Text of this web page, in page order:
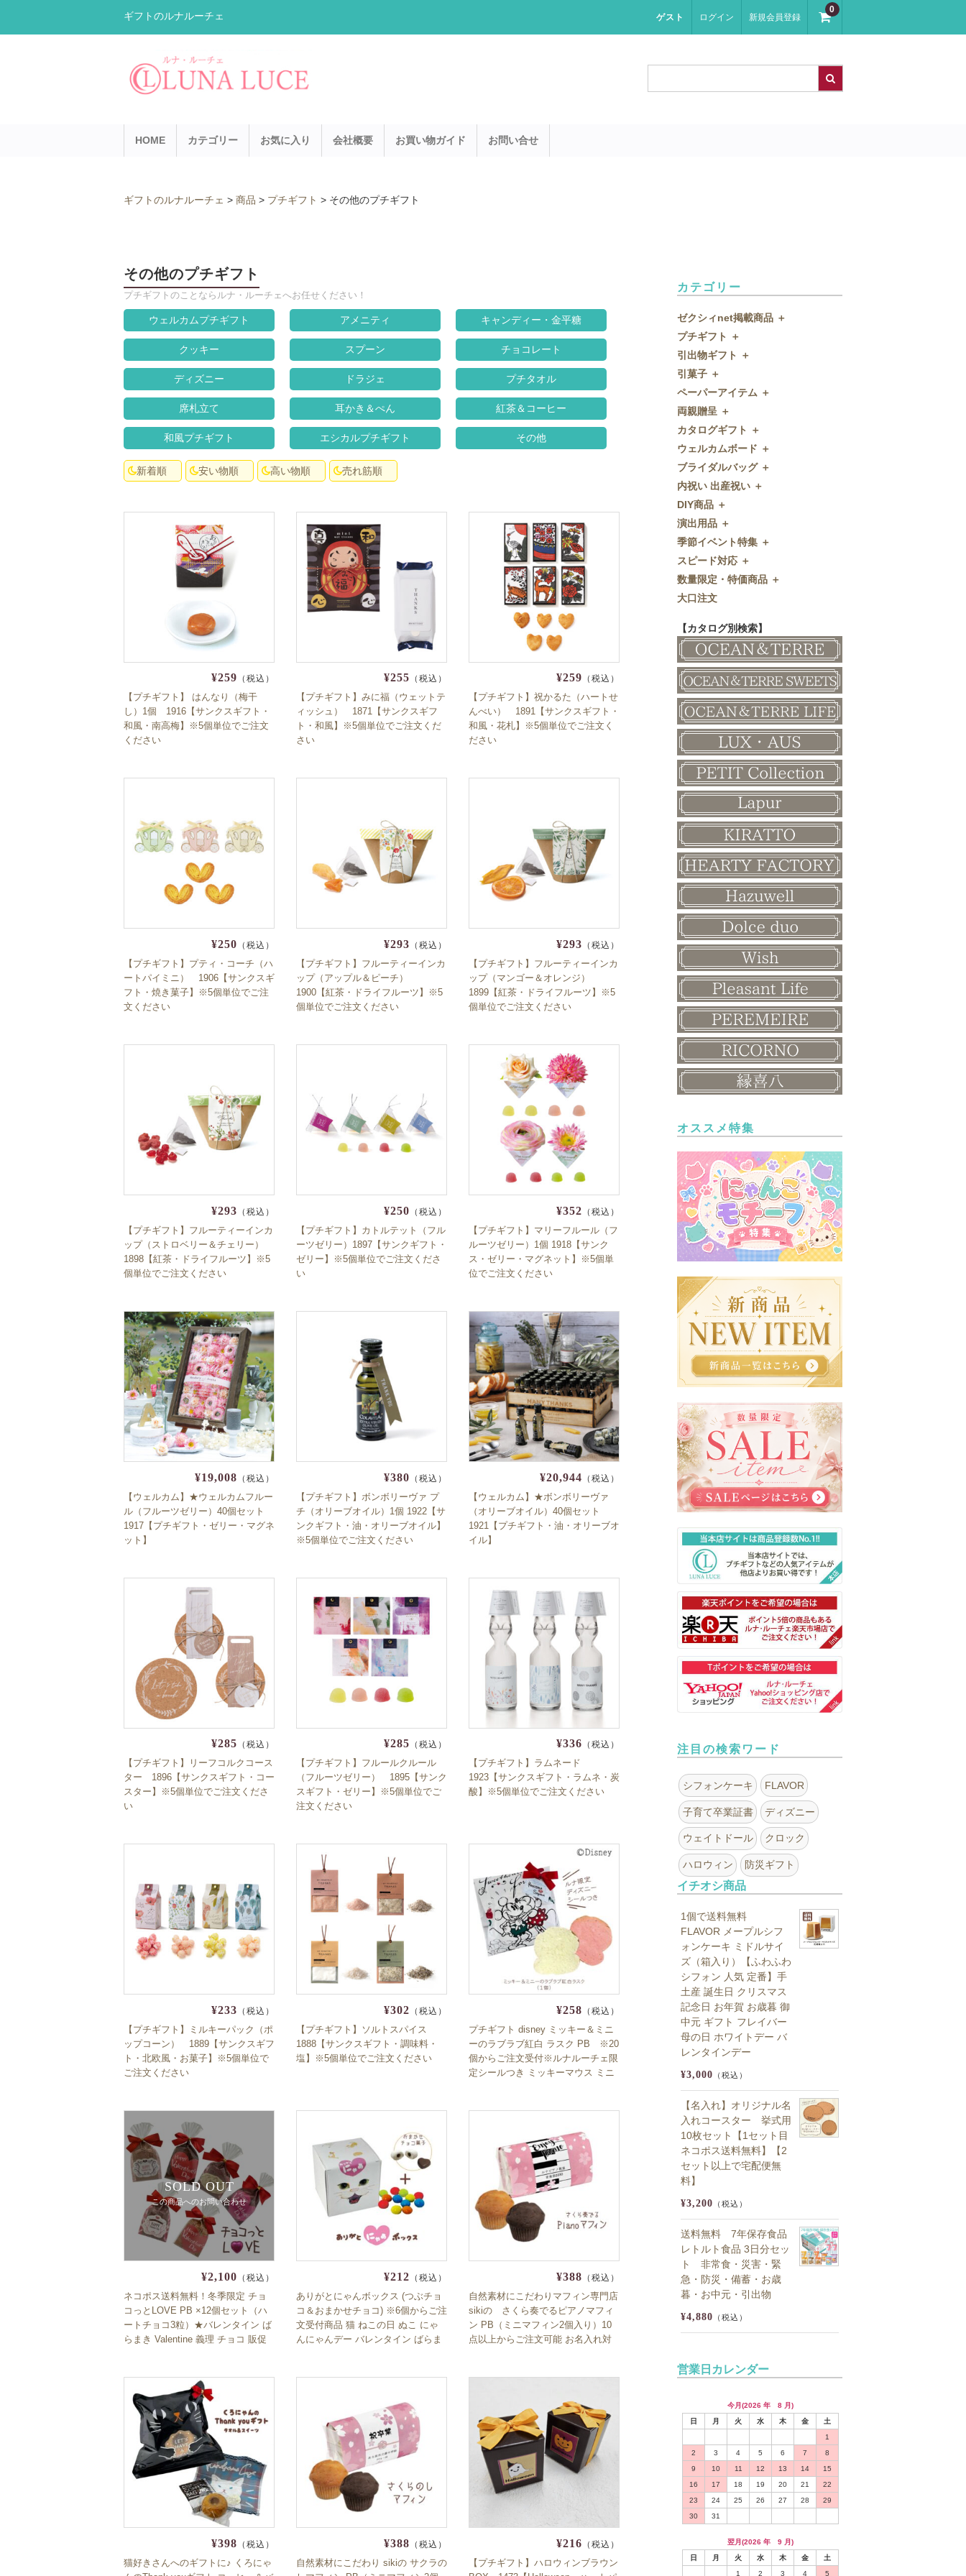
ギフトのルナルーチェ ゲスト ログイン 新規会員登録
0
HOME カテゴリー お気に入り 会社概要 お買い物ガイド お問い合せ
ギフトのルナルーチェ > 商品 > プチギフト > その他のプチギフト
その他のプチギフト
プチギフトのことならルナ・ルーチェへお任せください！
ウェルカムプチギフト アメニティ キャンディー・金平糖
クッキー スプーン チョコレート
ディズニー ドラジェ プチタオル
席札立て 耳かき＆ぺん 紅茶＆コーヒー
和風プチギフト エシカルプチギフト その他
新着順 安い物順 高い物順 売れ筋順
¥259 （税込）
【プチギフト】 はんなり（梅干
し）1個 1916【サンクスギフト・
和風・南高梅】※5個単位でご注文
ください
¥255 （税込）
【プチギフト】みに福（ウェットテ
ィッシュ） 1871【サンクスギフ
ト・和風】※5個単位でご注文くだ
さい
¥259 （税込）
【プチギフト】祝かるた（ハートせ
んべい） 1891【サンクスギフト・
和風・花札】※5個単位でご注文く
ださい
¥250 （税込）
【プチギフト】プティ・コーチ（ハ
ートパイミニ） 1906【サンクスギ
フト・焼き菓子】※5個単位でご注
文ください
¥293 （税込）
【プチギフト】フルーティーインカ
ップ（アップル＆ピーチ）
1900【紅茶・ドライフルーツ】※5
個単位でご注文ください
¥293 （税込）
【プチギフト】フルーティーインカ
ップ（マンゴー＆オレンジ）
1899【紅茶・ドライフルーツ】※5
個単位でご注文ください
¥293 （税込）
【プチギフト】フルーティーインカ
ップ（ストロベリー＆チェリー）
1898【紅茶・ドライフルーツ】※5
個単位でご注文ください
¥250 （税込）
【プチギフト】カトルテット（フル
ーツゼリー）1897【サンクギフト・
ゼリー】※5個単位でご注文くださ
い
¥352 （税込）
【プチギフト】マリーフルール（フ
ルーツゼリー）1個 1918【サンク
ス・ゼリー・マグネット】※5個単
位でご注文ください
¥19,008 （税込）
【ウェルカム】★ウェルカムフルー
ル（フルーツゼリー）40個セット
1917【プチギフト・ゼリー・マグネ
ット】
¥380 （税込）
【プチギフト】ボンボリーヴァ プ
チ（オリーブオイル）1個 1922【サ
ンクギフト・油・オリーブオイル】
※5個単位でご注文ください
¥20,944 （税込）
【ウェルカム】★ボンボリーヴァ
（オリーブオイル）40個セット
1921【プチギフト・油・オリーブオ
イル】
¥285 （税込）
【プチギフト】リーフコルクコース
ター 1896【サンクスギフト・コー
スター】※5個単位でご注文くださ
い
¥285 （税込）
【プチギフト】フルールクルール
（フルーツゼリー） 1895【サンク
スギフト・ゼリー】※5個単位でご
注文ください
¥336 （税込）
【プチギフト】ラムネード
1923【サンクスギフト・ラムネ・炭
酸】※5個単位でご注文ください
¥233 （税込）
【プチギフト】ミルキーパック（ポ
ップコーン） 1889【サンクスギフ
ト・北欧風・お菓子】※5個単位で
ご注文ください
¥302 （税込）
【プチギフト】ソルトスパイス
1888【サンクスギフト・調味料・
塩】※5個単位でご注文ください
¥258 （税込）
プチギフト disney ミッキー＆ミニ
ーのラブラブ紅白 ラスク PB ※20
個からご注文受付※ルナルーチェ限
定シールつき ミッキーマウス ミニ
SOLD OUT
この商品へのお問い合わせ
¥2,100 （税込）
ネコポス送料無料！冬季限定 チョ
コっとLOVE PB ×12個セット（ハ
ートチョコ3粒）★バレンタイン ば
らまき Valentine 義理 チョコ 販促
¥212 （税込）
ありがとにゃんボックス (つぶチョ
コ＆おまかせチョコ) ※6個からご注
文受付商品 猫 ねこの日 ぬこ にゃ
んにゃんデー バレンタイン ばらま
¥388 （税込）
自然素材にこだわりマフィン専門店
sikiの さくら奏でるピアノマフィ
ン PB（ミニマフィン2個入り）10
点以上からご注文可能 お名入れ対
¥398 （税込）
猫好きさんへのギフトに♪ くろにゃ
¥388 （税込）
自然素材にこだわり sikiの サクラの
¥216 （税込）
【プチギフト】ハロウィンブラウン
カテゴリー
ゼクシィnet掲載商品 ＋
ゼクシィnet掲載商品
プチギフト ＋
プチギフト
ウェルカムプチギフト
アメニティ
キャンディー・金平糖
クッキー
スプーン
チョコレート
ディズニー
ドラジェ
プチタオル
席札立て
耳かき＆ぺん
紅茶＆コーヒー
和風プチギフト
その他
引出物ギフト ＋
引出物ギフト
グラス
タオル・石鹸・名披露目
ディズニーギフト
今治タオル
引出物セット
和食器
名入れ贈呈品
特選ギフト
珈琲・紅茶
鰹節・フード
引菓子 ＋
引菓子
バウムクーヘン
洋菓子
和菓子
FLAVOR
ペーパーアイテム ＋
ペーパーアイテム
招待状
席次表
席札
付箋・メッセージカード
印刷代行
ディズニーシリーズ
両親贈呈 ＋
両親贈呈
ディズニーウェイトドール
ウェイトベア
子育て卒業証書
クロックギフト
カタログギフト ＋
カタログギフト
OCEAN&TERRE GOURMET
SHIKISAI ONE
Grace
ウェルカムボード ＋
ウェルカムボード
カラーステンドグラス調
ガラス
フラワータイプ
ペンダントクロック
ミラー
メッセージパズル
似顔絵
和風ボード
ブライダルバッグ ＋
ブライダルバッグ
内祝い 出産祝い ＋
内祝い 出産祝い
DIY商品 ＋
DIY商品
演出用品 ＋
演出用品
リングピロー
ブーケプルズ
結婚証明書
その他
季節イベント特集 ＋
季節イベント特集
サクラ
クローバー
クリスマス
バレンタイン
ホワイトデー
母の日
父の日
敬老の日
スピード対応 ＋
スピード対応
即日お急ぎ発送
数量限定・特価商品 ＋
数量限定・特価商品
大口注文
【カタログ別検索】
オススメ特集
注目の検索ワード
シフォンケーキ FLAVOR
子育て卒業証書 ディズニー
ウェイトドール クロック
ハロウィン 防災ギフト
イチオシ商品
1個で送料無料
FLAVOR メープルシフ
ォンケーキ ミドルサイ
ズ（箱入り）【ふわふわ
シフォン 人気 定番】手
土産 誕生日 クリスマス
記念日 お年賀 お歳暮 御
中元 ギフト フレイバー
母の日 ホワイトデー バ
レンタインデー
¥3,000 （税込）
【名入れ】オリジナル名
入れコースター 挙式用
10枚セット【1セット目
ネコポス送料無料】【2
セット以上で宅配便無
料】
¥3,200 （税込）
送料無料 7年保存食品
レトルト食品 3日分セッ
ト 非常食・災害・緊
急・防災・備蓄・お歳
暮・お中元・引出物
¥4,880 （税込）
営業日カレンダー
今月(2026 年 8 月)
日
月 火 水 木 金
土
1
2
3 4 5 6 7
8
9
10 11 12 13 14
15
16
17 18 19 20 21
22
23
24 25 26 27 28
29
30
31
翌月(2026 年 9 月)
日
月 火 水 木 金
土
1
2 3 4 5